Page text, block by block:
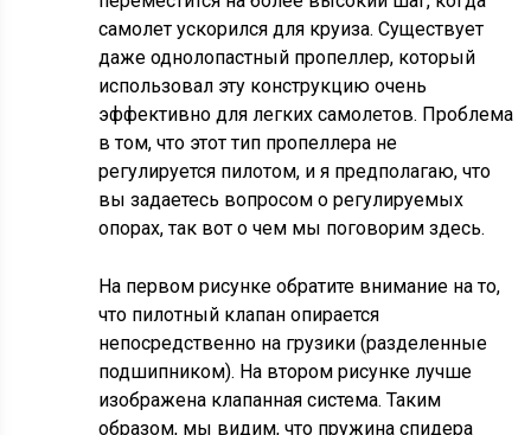
самолет ускорился для круиза. Существует
даже однолопастный пропеллер, который
использовал эту конструкцию очень
эффективно для легких самолетов. Проблема
в том, что этот тип пропеллера не
регулируется пилотом, и я предполагаю, что
вы задаетесь вопросом о регулируемых
опорах, так вот о чем мы поговорим здесь.
На первом рисунке обратите внимание на то,
что пилотный клапан опирается
непосредственно на грузики (разделенные
подшипником). На втором рисунке лучше
изображена клапанная система. Таким
образом, мы видим, что пружина спидера